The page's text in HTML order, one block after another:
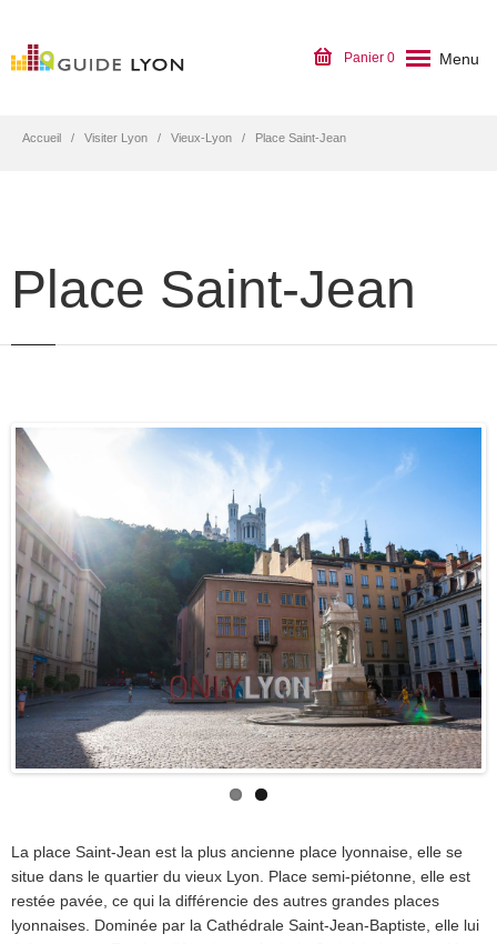
Panier 0 Menu
Accueil Visiter Lyon Vieux-Lyon Place Saint-Jean
Place Saint-Jean
La place Saint-Jean est la plus ancienne place lyonnaise, elle se
situe dans le quartier du vieux Lyon. Place semi-piétonne, elle est
restée pavée, ce qui la différencie des autres grandes places
lyonnaises. Dominée par la Cathédrale Saint-Jean-Baptiste, elle lui